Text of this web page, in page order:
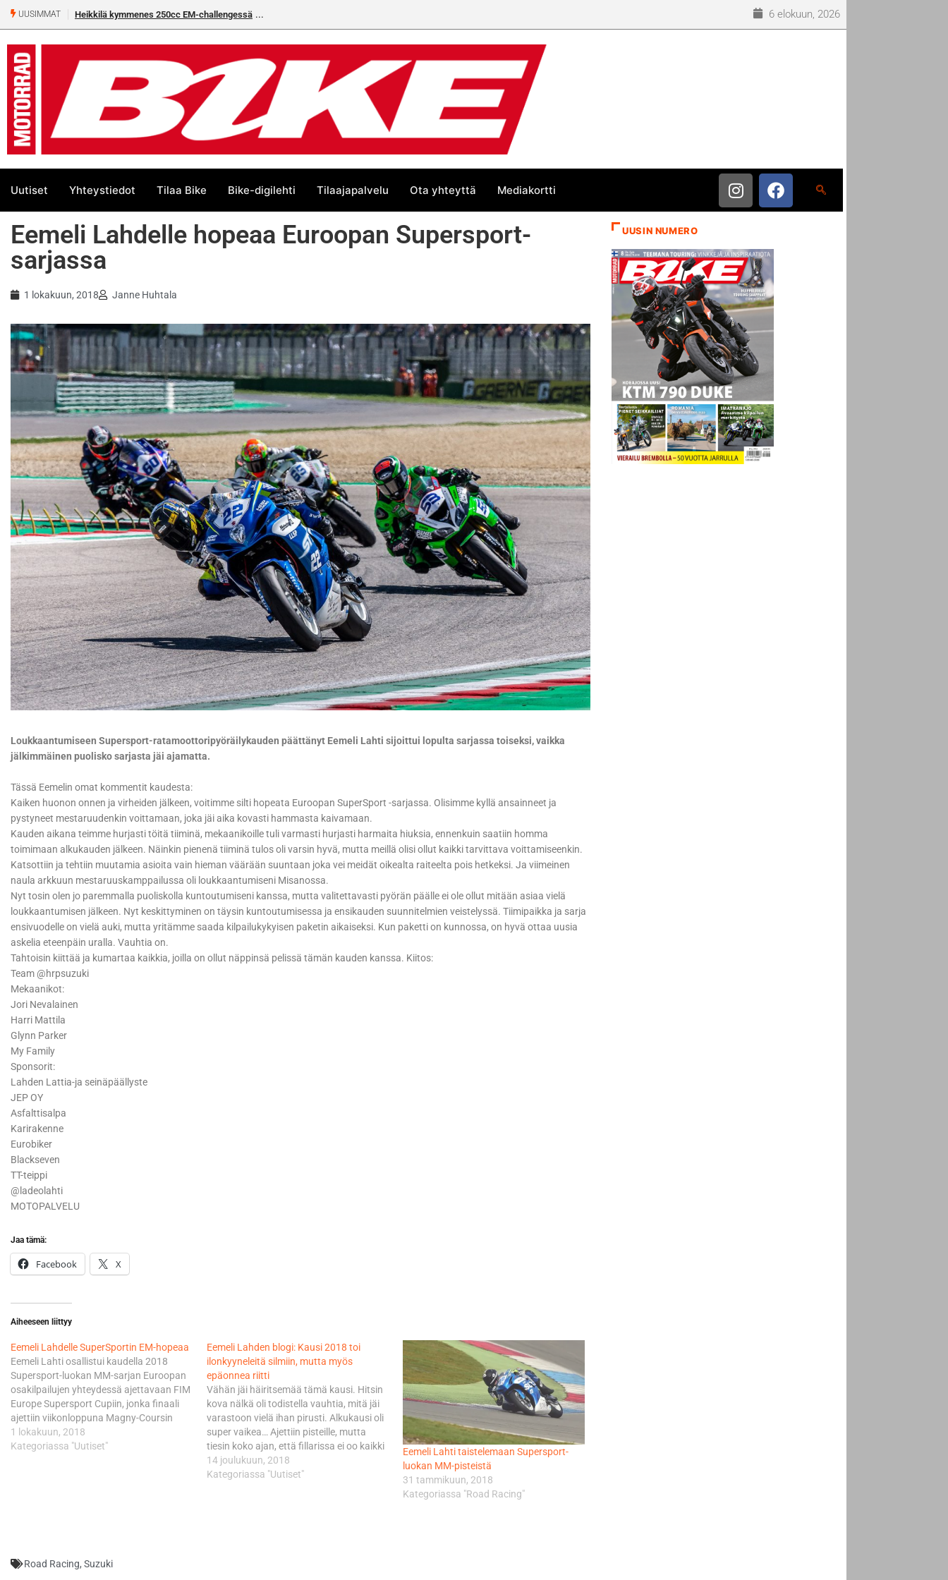
UUSIMMAT Heikkilä kymmenes 250cc EM-challengessä 6 elokuun, 2026
Uutiset Yhteystiedot Tilaa Bike Bike-digilehti Tilaajapalvelu Ota yhteyttä Mediakortti
Eemeli Lahdelle hopeaa Euroopan Supersport-
sarjassa
1 lokakuun, 2018 Janne Huhtala
Loukkaantumiseen Supersport-ratamoottoripyöräilykauden päättänyt Eemeli Lahti sijoittui lopulta sarjassa toiseksi, vaikka
jälkimmäinen puolisko sarjasta jäi ajamatta.
Tässä Eemelin omat kommentit kaudesta:
Kaiken huonon onnen ja virheiden jälkeen, voitimme silti hopeata Euroopan SuperSport -sarjassa. Olisimme kyllä ansainneet ja
pystyneet mestaruudenkin voittamaan, joka jäi aika kovasti hammasta kaivamaan.
Kauden aikana teimme hurjasti töitä tiiminä, mekaanikoille tuli varmasti hurjasti harmaita hiuksia, ennenkuin saatiin homma
toimimaan alkukauden jälkeen. Näinkin pienenä tiiminä tulos oli varsin hyvä, mutta meillä olisi ollut kaikki tarvittava voittamiseenkin.
Katsottiin ja tehtiin muutamia asioita vain hieman väärään suuntaan joka vei meidät oikealta raiteelta pois hetkeksi. Ja viimeinen
naula arkkuun mestaruuskamppailussa oli loukkaantumiseni Misanossa.
Nyt tosin olen jo paremmalla puoliskolla kuntoutumiseni kanssa, mutta valitettavasti pyörän päälle ei ole ollut mitään asiaa vielä
loukkaantumisen jälkeen. Nyt keskittyminen on täysin kuntoutumisessa ja ensikauden suunnitelmien veistelyssä. Tiimipaikka ja sarja
ensivuodelle on vielä auki, mutta yritämme saada kilpailukykyisen paketin aikaiseksi. Kun paketti on kunnossa, on hyvä ottaa uusia
askelia eteenpäin uralla. Vauhtia on.
Tahtoisin kiittää ja kumartaa kaikkia, joilla on ollut näppinsä pelissä tämän kauden kanssa. Kiitos:
Team @hrpsuzuki
Mekaanikot:
Jori Nevalainen
Harri Mattila
Glynn Parker
My Family
Sponsorit:
Lahden Lattia-ja seinäpäällyste
JEP OY
Asfalttisalpa
Karirakenne
Eurobiker
Blackseven
TT-teippi
@ladeolahti
MOTOPALVELU
Jaa tämä:
Facebook X
Aiheeseen liittyy
Eemeli Lahdelle SuperSportin EM-hopeaa
Eemeli Lahti osallistui kaudella 2018
Supersport-luokan MM-sarjan Euroopan
osakilpailujen yhteydessä ajettavaan FIM
Europe Supersport Cupiin, jonka finaali
ajettiin viikonloppuna Magny-Coursin
radalla Ranskassa. Tosin Lahti itse ei
ollut viivalla, sillä hän joutui jättämään
1 lokakuun, 2018
Kategoriassa "Uutiset"
Eemeli Lahden blogi: Kausi 2018 toi
ilonkyyneleitä silmiin, mutta myös
epäonnea riitti
Vähän jäi häiritsemää tämä kausi. Hitsin
kova nälkä oli todistella vauhtia, mitä jäi
varastoon vielä ihan pirusti. Alkukausi oli
super vaikea… Ajettiin pisteille, mutta
tiesin koko ajan, että fillarissa ei oo kaikki
kunnossa ja ekaa kertaa vähän pelottikin
ajaa. Tuli kaauiltua ja kukaan ei oikein
14 joulukuun, 2018
Kategoriassa "Uutiset"
Eemeli Lahti taistelemaan Supersport-
luokan MM-pisteistä
31 tammikuun, 2018
Kategoriassa "Road Racing"
Road Racing, Suzuki
UUSIN NUMERO